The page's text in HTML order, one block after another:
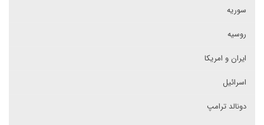
سوریه
روسیه
ایران و امریکا
اسرائیل
دونالد ترامپ